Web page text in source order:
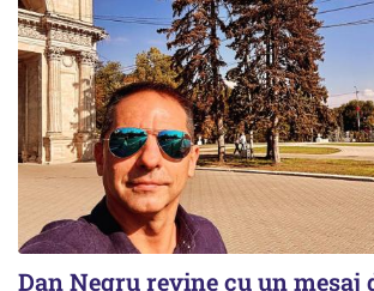
Dan Negru revine cu un mesaj